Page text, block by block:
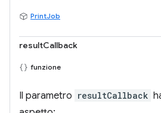
PrintJob
resultCallback
funzione
Il parametro resultCallback